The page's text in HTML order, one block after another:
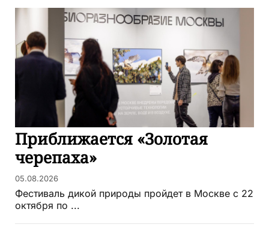
Приближается «Золотая
черепаха»
05.08.2026
Фестиваль дикой природы пройдет в Москве с 22
октября по ...